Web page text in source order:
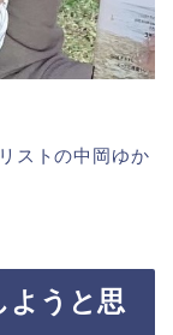
ストの中岡ゆか
ようと思